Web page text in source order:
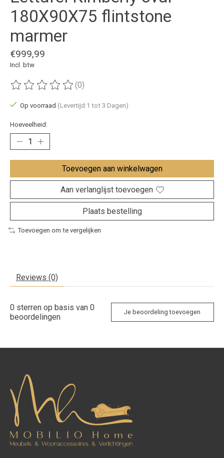
180X90X75 flintstone
marmer
€999,99
Incl. btw
De beoordeling van dit product is
(0)
Op voorraad (Levertijd:1 tot 3 Dagen)
Hoeveelheid:
Toevoegen aan winkelwagen
Aan verlanglijst toevoegen
Plaats bestelling
Toevoegen om te vergelijken
Reviews (0)
0 sterren op basis van 0
beoordelingen
Je beoordeling toevoegen